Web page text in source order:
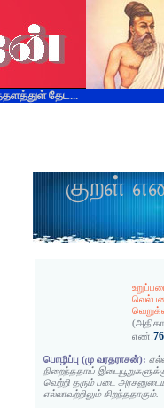
தேட...
குறள்
எண்:
பொழிப்பு (மு வரதராசன்):
நிறைந்ததாய்
வெற்றி தரும் படை
எல்லாவற்றிலும் சிறந்ததாகும்.